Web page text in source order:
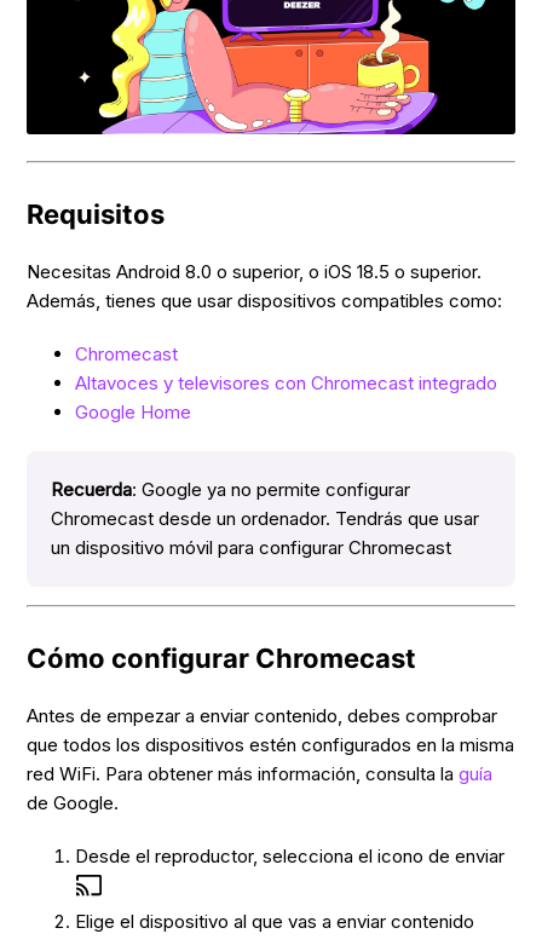
Requisitos
Necesitas Android 8.0 o superior, o iOS 18.5 o superior.
Además, tienes que usar dispositivos compatibles como:
Chromecast
Altavoces y televisores con Chromecast integrado
Google Home
Recuerda: Google ya no permite configurar
Chromecast desde un ordenador. Tendrás que usar
un dispositivo móvil para configurar Chromecast
Cómo configurar Chromecast
Antes de empezar a enviar contenido, debes comprobar
que todos los dispositivos estén configurados en la misma
red WiFi. Para obtener más información, consulta laguía
de Google.
Desde el reproductor, selecciona el icono de enviar
Elige el dispositivo al que vas a enviar contenido